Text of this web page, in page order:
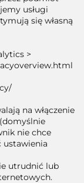
usługi
się własną
>
na włączenie
nie chce
ustawienia
utrudnić lub